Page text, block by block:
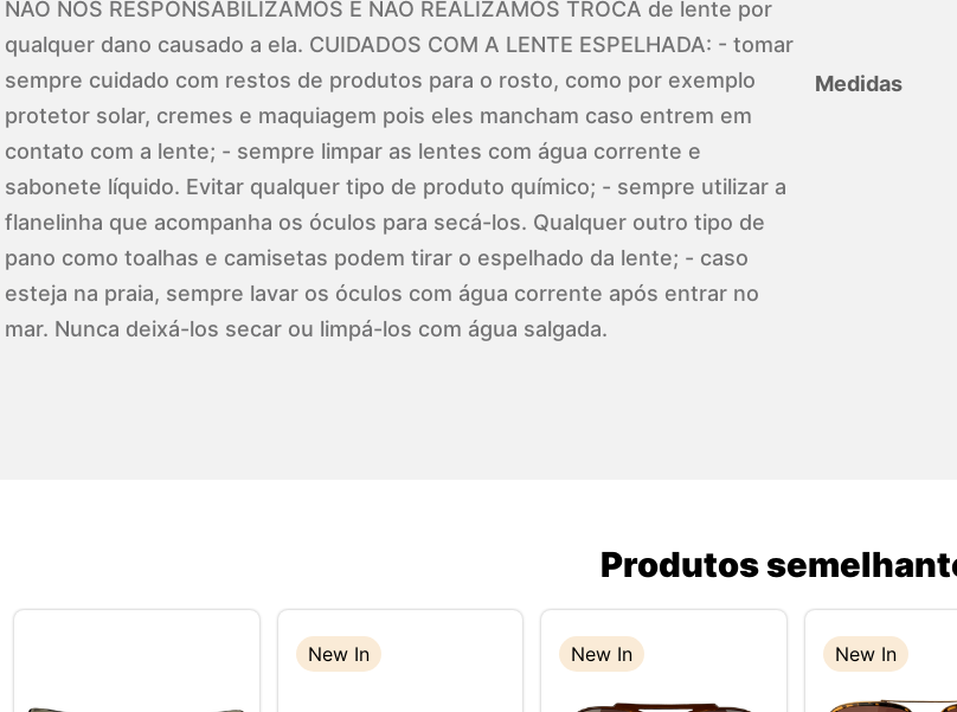
NÃO NOS RESPONSABILIZAMOS E NÃO REALIZAMOS TROCA de lente por
qualquer dano causado a ela. CUIDADOS COM A LENTE ESPELHADA: - tomar
sempre cuidado com restos de produtos para o rosto, como por exemplo
protetor solar, cremes e maquiagem pois eles mancham caso entrem em
contato com a lente; - sempre limpar as lentes com água corrente e
sabonete líquido. Evitar qualquer tipo de produto químico; - sempre utilizar a
flanelinha que acompanha os óculos para secá-los. Qualquer outro tipo de
pano como toalhas e camisetas podem tirar o espelhado da lente; - caso
esteja na praia, sempre lavar os óculos com água corrente após entrar no
mar. Nunca deixá-los secar ou limpá-los com água salgada.
Medidas
Produtos
New In New In New In